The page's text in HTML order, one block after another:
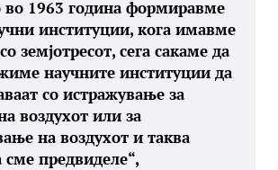
1963 година формиравме
институции, кога имавме
земјотресот, сега сакаме да
научните институции да
со истражување за
воздухот или за
на воздухот и таква
предвиделе“,